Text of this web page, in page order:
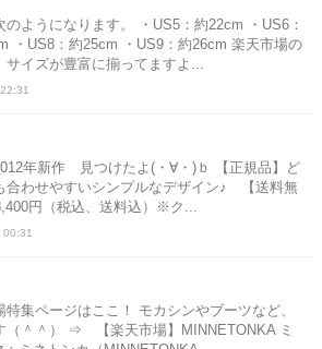
のようになります。 ・US5：約22cm ・US6：
・US8：約25cm ・US9：約26cm 楽天市場の
イズが豊富に揃ってますよ...
年新作 見つけたよ(・∀・)ｂ 【正規品】ど
合わせやすいシンプルなデザイン♪ 【送料無
円（税込、送料込）※ク...
00:31
特集ページはここ！ モカシンやブーツなど、
（＾＾） ⇒ 【楽天市場】MINNETONKA ミ